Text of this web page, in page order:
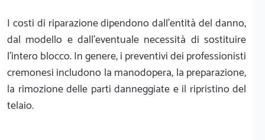
I costi di riparazione dipendono dall'entità del danno,
dal modello e dall'eventuale necessità di sostituire
l'intero blocco. In genere, i preventivi dei professionisti
cremonesi includono la manodopera, la preparazione,
la rimozione delle parti danneggiate e il ripristino del
telaio.